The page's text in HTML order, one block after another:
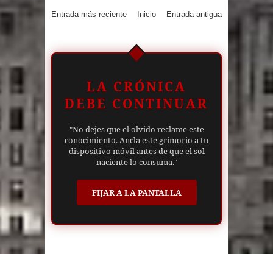
Entrada más reciente Entrada antigua
Inicio
LA CRÓNICA
DEBE CONTINUAR
"No dejes que el olvido reclame este
conocimiento. Ancla este grimorio a tu
dispositivo móvil antes de que el sol
naciente lo consuma."
FIJAR A LA PANTALLA